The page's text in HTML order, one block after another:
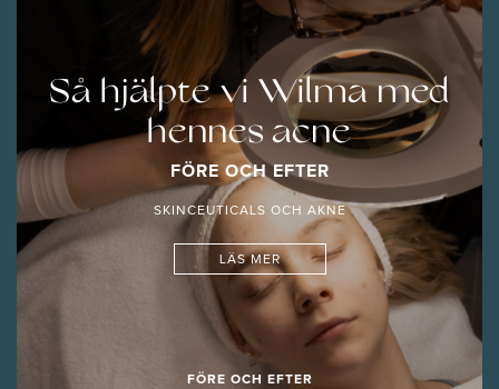
Så hjälpte vi Wilma med
hennes acne
FÖRE OCH EFTER
SKINCEUTICALS OCH AKNE
LÄS MER
FÖRE OCH EFTER